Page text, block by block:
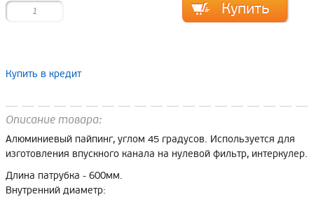
Купить в кредит
Описание товара:
Алюминиевый пайпинг, углом 45 градусов. Используется для
изготовления впускного канала на нулевой фильтр, интеркулер.
Длина патрубка - 600мм.
Внутренний диаметр: